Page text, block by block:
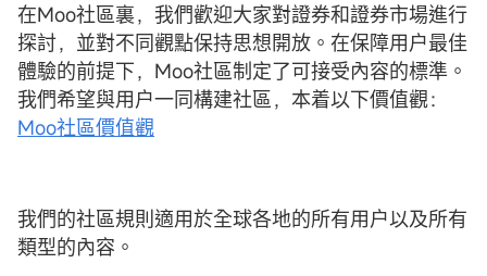
在Moo社區裏，我們歡迎大家對證券和證券市場進行
探討，並對不同觀點保持思想開放。在保障用户最佳
體驗的前提下，Moo社區制定了可接受內容的標準。
我們希望與用户一同構建社區，本着以下價值觀：
Moo社區價值觀
我們的社區規則適用於全球各地的所有用户以及所有
類型的內容。